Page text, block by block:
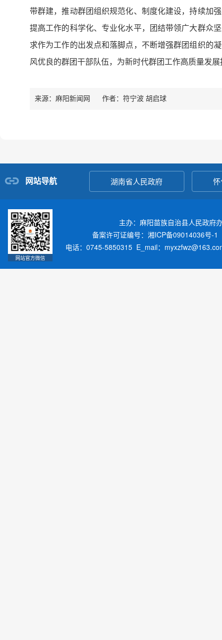
带群建，推动群团组织规范化、制度化建设，持续加
提高工作的科学化、专业化水平，团结带领广大群众
求作为工作的出发点和落脚点，不断增强群团组织的
风优良的群团干部队伍，为新时代群团工作高质量发
来源：麻阳新闻网 作者： 符宁波 胡启球
网站导航 湖南省人民政府
网站官方微信
主办：麻阳苗族自治县人民政
备案许可证编号：湘ICP备09014036号-1
电话：0745-5850315 E_mail：